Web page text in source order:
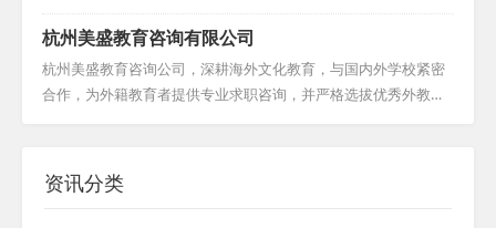
全心全意为客户着想。期待与您的合作，共
创美好未来。...
变化的老教师现象。我们秉持诚信原则，郑
重承诺：若外教到岗三个月内表现不佳，将
免费为您更换。多年来，我们与国内众多学
校建立了稳固的合作关系，赢得了客户的广
来自欧美及其他国家的优秀外教。我们的外
教资源库丰富多样，涵盖有丰富教学经验且
持有相关证书的白人及其他人种外教。我们
提供完善的面试渠道，协助签订合作协议，
杭州美盛教育咨询有限公司
杭州美盛教育咨询公司，深耕海外文化教育，与国内外学校紧密
合作，为外籍教育者提供专业求职咨询，并严格选拔优秀外教。
全外教培训班，为学员提供个性化学习方案和辅导，涵盖多语
种，满足各行业需求。我们致力于提升员工外语表达和跨文化沟
资讯分类